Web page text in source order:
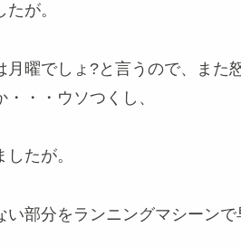
が。
月曜でしょ?と言うので、また
・・ウソつくし、
たが。
部分をランニングマシーンで